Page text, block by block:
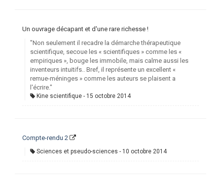
Un ouvrage décapant et d'une rare richesse !
"Non seulement il recadre la démarche thérapeutique
scientifique, secoue les « scientifiques » comme les «
empiriques », bouge les immobile, mais calme aussi les
inventeurs intuitifs.. Bref, il représente un excellent «
remue-méninges » comme les auteurs se plaisent a
l'écrire."
Kine scientifique 15 octobre 2014
Compte-rendu 2
Sciences et pseudo-sciences 10 octobre 2014